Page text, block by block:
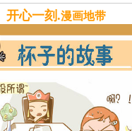
开心一刻.漫画地带